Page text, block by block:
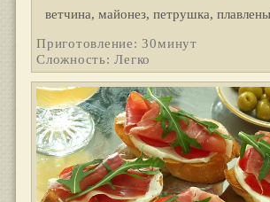
ветчина, майонез, петрушка,
Приготовление: 30минут
Сложность: Легко